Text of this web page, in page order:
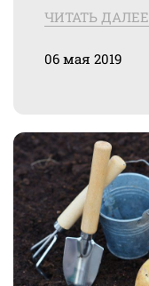
ЧИТАТЬ ДАЛЕЕ
06 мая 2019